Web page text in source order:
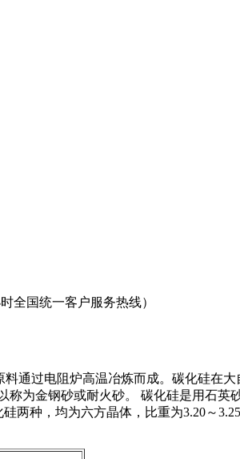
时全国统一客户服务热线）
过电阻炉高温冶炼而成。碳化硅在大
为金钢砂或耐火砂。 碳化硅是用石
种，均为六方晶体，比重为3.20～3.25